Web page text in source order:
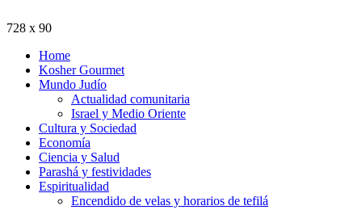
728 x 90
Home
Kosher Gourmet
Mundo Judío
Actualidad comunitaria
Israel y Medio Oriente
Cultura y Sociedad
Economía
Ciencia y Salud
Parashá y festividades
Espiritualidad
Encendido de velas y horarios de tefilá